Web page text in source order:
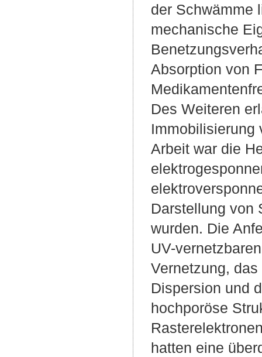
der Schwämme
mechanische
Absorption von
Des Weiteren
Immobilisierung
Arbeit war die
Darstellung von
wurden. Die
UV-
Vernetzung,
Dispersion und
hochporöse
hatten eine